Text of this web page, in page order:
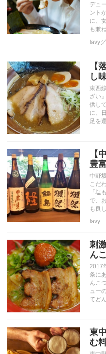
デュ
ント
に、
も兼
favy
【
し
東西
ざい
供し
に、
足を
【
豊
中野
こだ
「塩
で、
も良
favy
刺
ん
2017
条に
んこ
ュー
てど
東
む